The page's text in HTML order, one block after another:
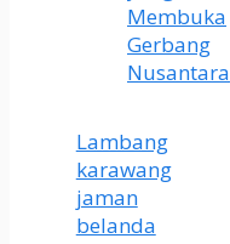
Membuka
Gerbang
Nusantara
Lambang
karawang
jaman
belanda